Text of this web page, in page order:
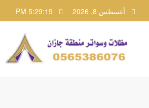
إلى
أغسطس 8, 2026 5:29:19 PM